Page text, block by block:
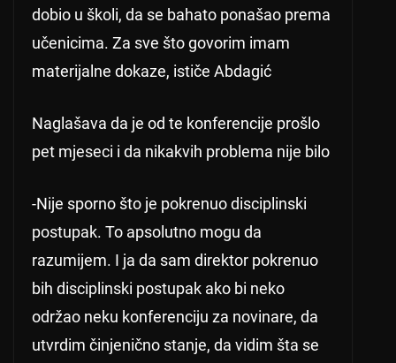
dobio u školi, da se bahato ponašao prema
učenicima. Za sve što govorim imam
materijalne dokaze, ističe Abdagić
Naglašava da je od te konferencije prošlo
pet mjeseci i da nikakvih problema nije bilo
-Nije sporno što je pokrenuo disciplinski
postupak. To apsolutno mogu da
razumijem. I ja da sam direktor pokrenuo
bih disciplinski postupak ako bi neko
održao neku konferenciju za novinare, da
utvrdim činjenično stanje, da vidim šta se